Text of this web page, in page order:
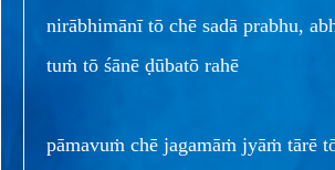
nirābhimānī tō chē sadā prabhu,
tuṁ tō śānē ḍūbatō rahē
pāmavuṁ chē jagamāṁ jyāṁ tārē